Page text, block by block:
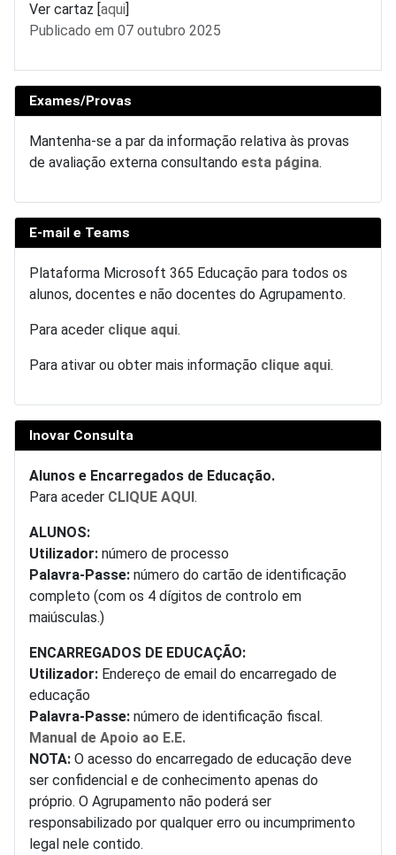
Ver cartaz [ aqui
Detalhes
Publicado em 07 outubro 2025
Exames/Provas
Mantenha-se a par da informação relativa às provas
de avaliação externa consultando esta página.
E-mail e Teams
Plataforma Microsoft 365 Educação para todos os
alunos, docentes e não docentes do Agrupamento.
Para aceder clique aqui.
Para ativar ou obter mais informação clique aqui.
Inovar Consulta
Alunos e Encarregados de Educação.
Para aceder CLIQUE AQUI .
ALUNOS:
Utilizador: número de processo
Palavra-Passe: número do cartão de identificação
completo (com os 4 dígitos de controlo em
maiúsculas.)
ENCARREGADOS DE EDUCAÇÃO:
Utilizador: Endereço de email do encarregado de
educação
Palavra-Passe: número de identificação fiscal.
Manual de Apoio ao E.E.
NOTA: O acesso do encarregado de educação deve
ser confidencial e de conhecimento apenas do
próprio. O Agrupamento não poderá ser
responsabilizado por qualquer erro ou incumprimento
legal nele contido.